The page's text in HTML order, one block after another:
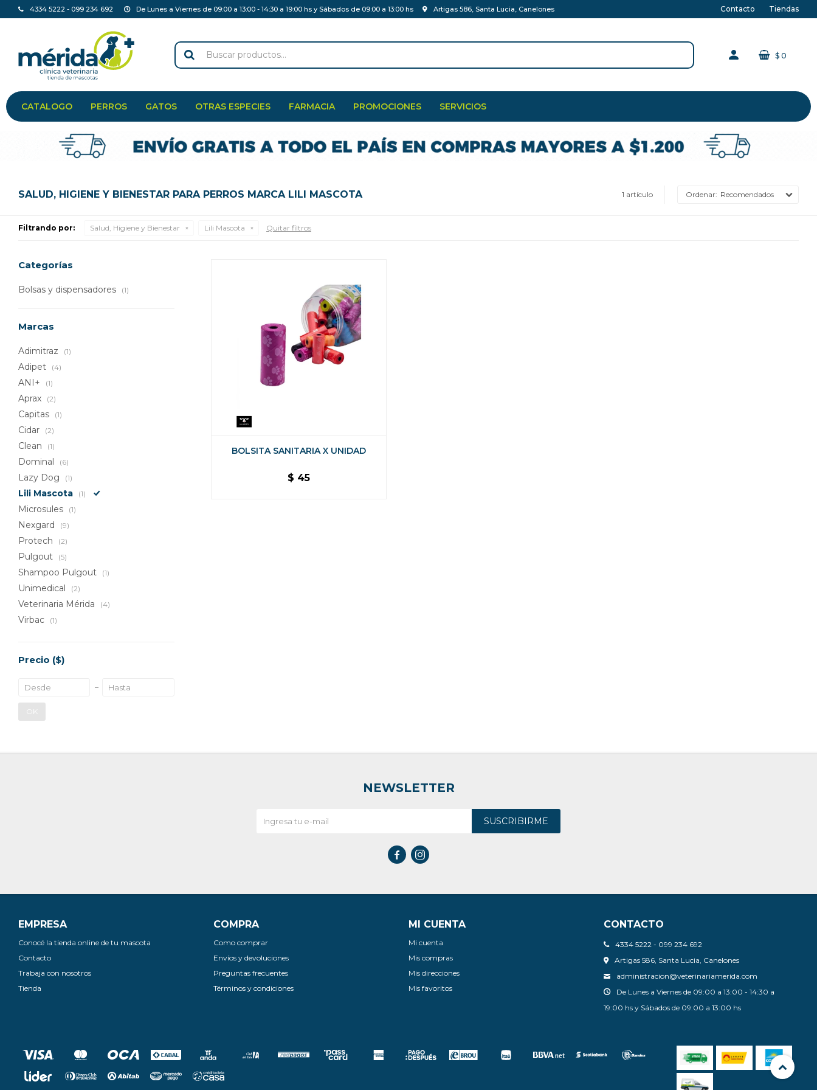
CATALOGO PERROS GATOS OTRAS ESPECIES FARMACIA PROMOCIONES SERVICIOS
$ 0
4334 5222 - 099 234 692 De Lunes a Viernes de 09:00 a 13:00 - 14:30 a 19:00 hs y Sábados de 09:00 a 13:00 hs Artigas 586, Santa Lucia, Canelones Contacto Tiendas
SALUD, HIGIENE Y BIENESTAR PARA PERROS MARCA LILI MASCOTA 1 artículo Recomendados
Filtrando por: Salud, Higiene y Bienestar Lili Mascota Quitar filtros
BOLSITA SANITARIA X UNIDAD
$ 45
Categorías
Bolsas y dispensadores (1)
Marcas
Adimitraz (1)
Adipet (4)
ANI+ (1)
Aprax (2)
Capitas (1)
Cidar (2)
Clean (1)
Dominal (6)
Lazy Dog (1)
Lili Mascota (1)
Microsules (1)
Nexgard (9)
Protech (2)
Pulgout (5)
Shampoo Pulgout (1)
Unimedical (2)
Veterinaria Mérida (4)
Virbac (1)
Precio ($)
OK
CONTACTO
4334 5222 - 099 234 692
Artigas 586, Santa Lucia, Canelones
administracion@veterinariamerida.com
De Lunes a Viernes de 09:00 a 13:00 - 14:30 a
19:00 hs y Sábados de 09:00 a 13:00 hs
EMPRESA
Conocé la tienda online de tu mascota
Contacto
Trabaja con nosotros
Tienda
COMPRA
Como comprar
Envíos y devoluciones
Preguntas frecuentes
Términos y condiciones
MI CUENTA
Mi cuenta
Mis compras
Mis direcciones
Mis favoritos
NEWSLETTER
SUSCRIBIRME
 